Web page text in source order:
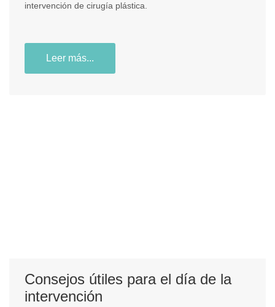
intervención de cirugía plástica.
Leer más...
Consejos útiles para el día de la
intervención